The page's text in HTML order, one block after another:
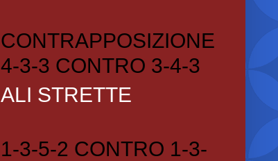
CONTRAPPOSIZIONE
4-3-3 CONTRO 3-4-3
ALI STRETTE
1-3-5-2 CONTRO 1-3-